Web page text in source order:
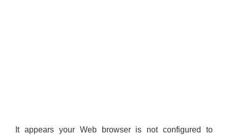
It appears your Web browser is not configured to